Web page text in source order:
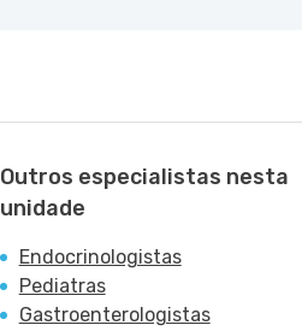
Outros especialistas nesta
unidade
Endocrinologistas
Pediatras
Gastroenterologistas